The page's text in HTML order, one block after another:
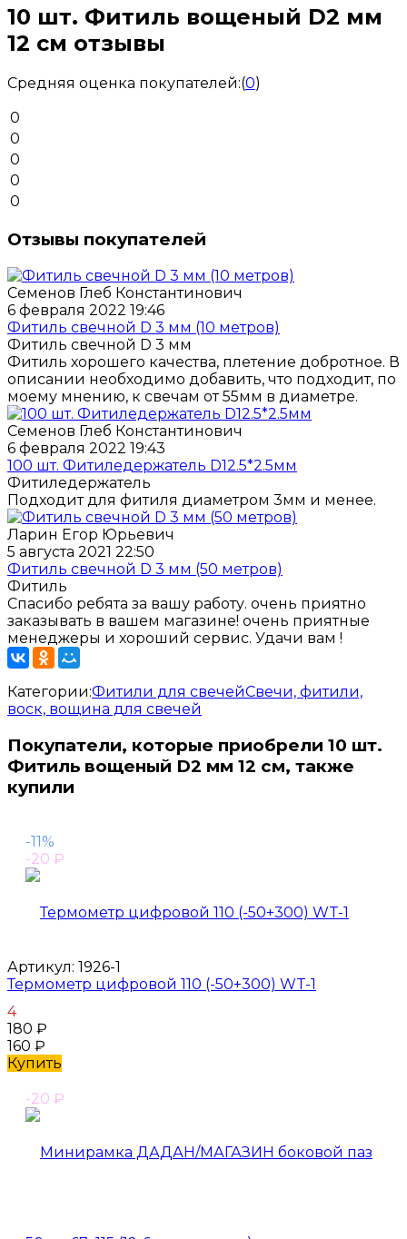
10 шт. Фитиль вощеный D2 мм
12 см отзывы
Средняя оценка покупателей:(0)
0
0
0
0
0
Отзывы покупателей
Семенов Глеб Константинович
6 февраля 2022 19:46
Фитиль свечной D 3 мм (10 метров)
Фитиль свечной D 3 мм
Фитиль хорошего качества, плетение добротное. В
описании необходимо добавить, что подходит, по
моему мнению, к свечам от 55мм в диаметре.
Семенов Глеб Константинович
6 февраля 2022 19:43
100 шт. Фитиледержатель D12.5*2.5мм
Фитиледержатель
Подходит для фитиля диаметром 3мм и менее.
Ларин Егор Юрьевич
5 августа 2021 22:50
Фитиль свечной D 3 мм (50 метров)
Фитиль
Спасибо ребята за вашу работу. очень приятно
заказывать в вашем магазине! очень приятные
менеджеры и хороший сервис. Удачи вам !
Категории:Фитили для свечейСвечи, фитили,
воск, вощина для свечей
Покупатели, которые приобрели 10 шт.
Фитиль вощеный D2 мм 12 см, также
купили
-11%
-20 ₽
Артикул: 1926-1
Термометр цифровой 110 (-50+300) WT-1
4
180 ₽
160 ₽
Купить
-20 ₽